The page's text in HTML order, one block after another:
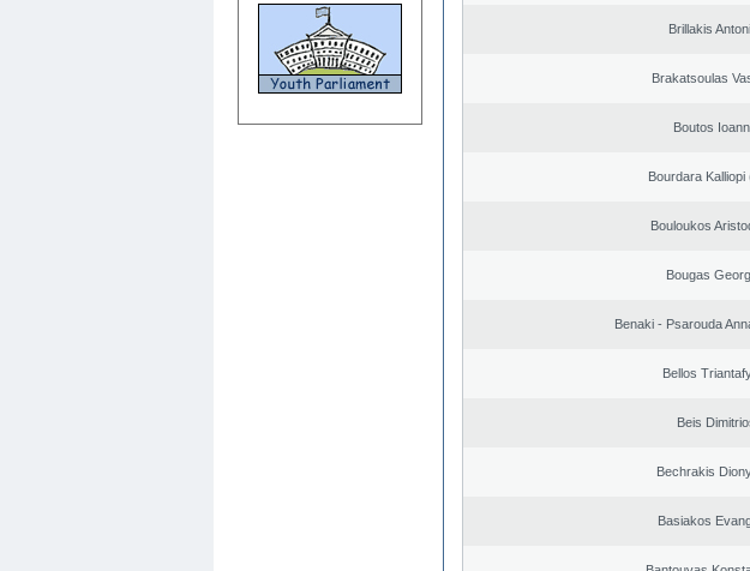
Brillakis
Brakatsoulas
Boutos
Bourdara Kalliopi
Bouloukos
Bougas
Benaki - Psarouda
Bellos
Beis
Bechrakis
Basiakos